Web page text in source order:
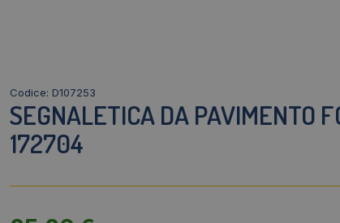
Codice: D107253
SEGNALETICA DA PAVIMENTO
172704